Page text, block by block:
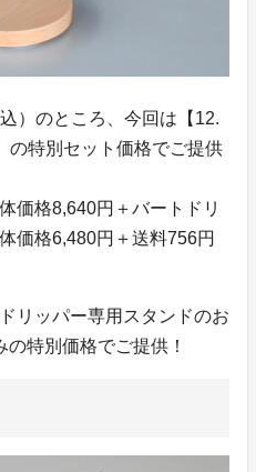
）のところ、今回は【12.
の特別セット価格でご提供
価格8,640円＋バートドリ
価格6,480円＋送料756円
リッパー専用スタンドのお
特別価格でご提供！